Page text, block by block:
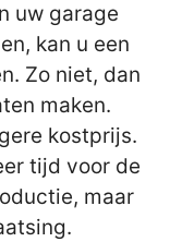
uw garage
kan u een
Zo niet, dan
maken.
kostprijs.
tijd voor de
maar